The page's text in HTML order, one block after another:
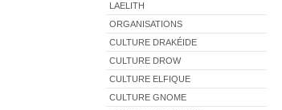
LAELITH
ORGANISATIONS
CULTURE DRAKÉIDE
CULTURE DROW
CULTURE ELFIQUE
CULTURE GNOME